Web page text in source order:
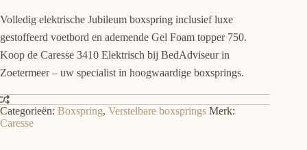
Volledig elektrische Jubileum boxspring inclusief luxe
gestoffeerd voetbord en ademende Gel Foam topper 750.
Koop de Caresse 3410 Elektrisch bij BedAdviseur in
Zoetermeer – uw specialist in hoogwaardige boxsprings.
Categorieën: Boxspring, Verstelbare boxsprings Merk:
Caresse